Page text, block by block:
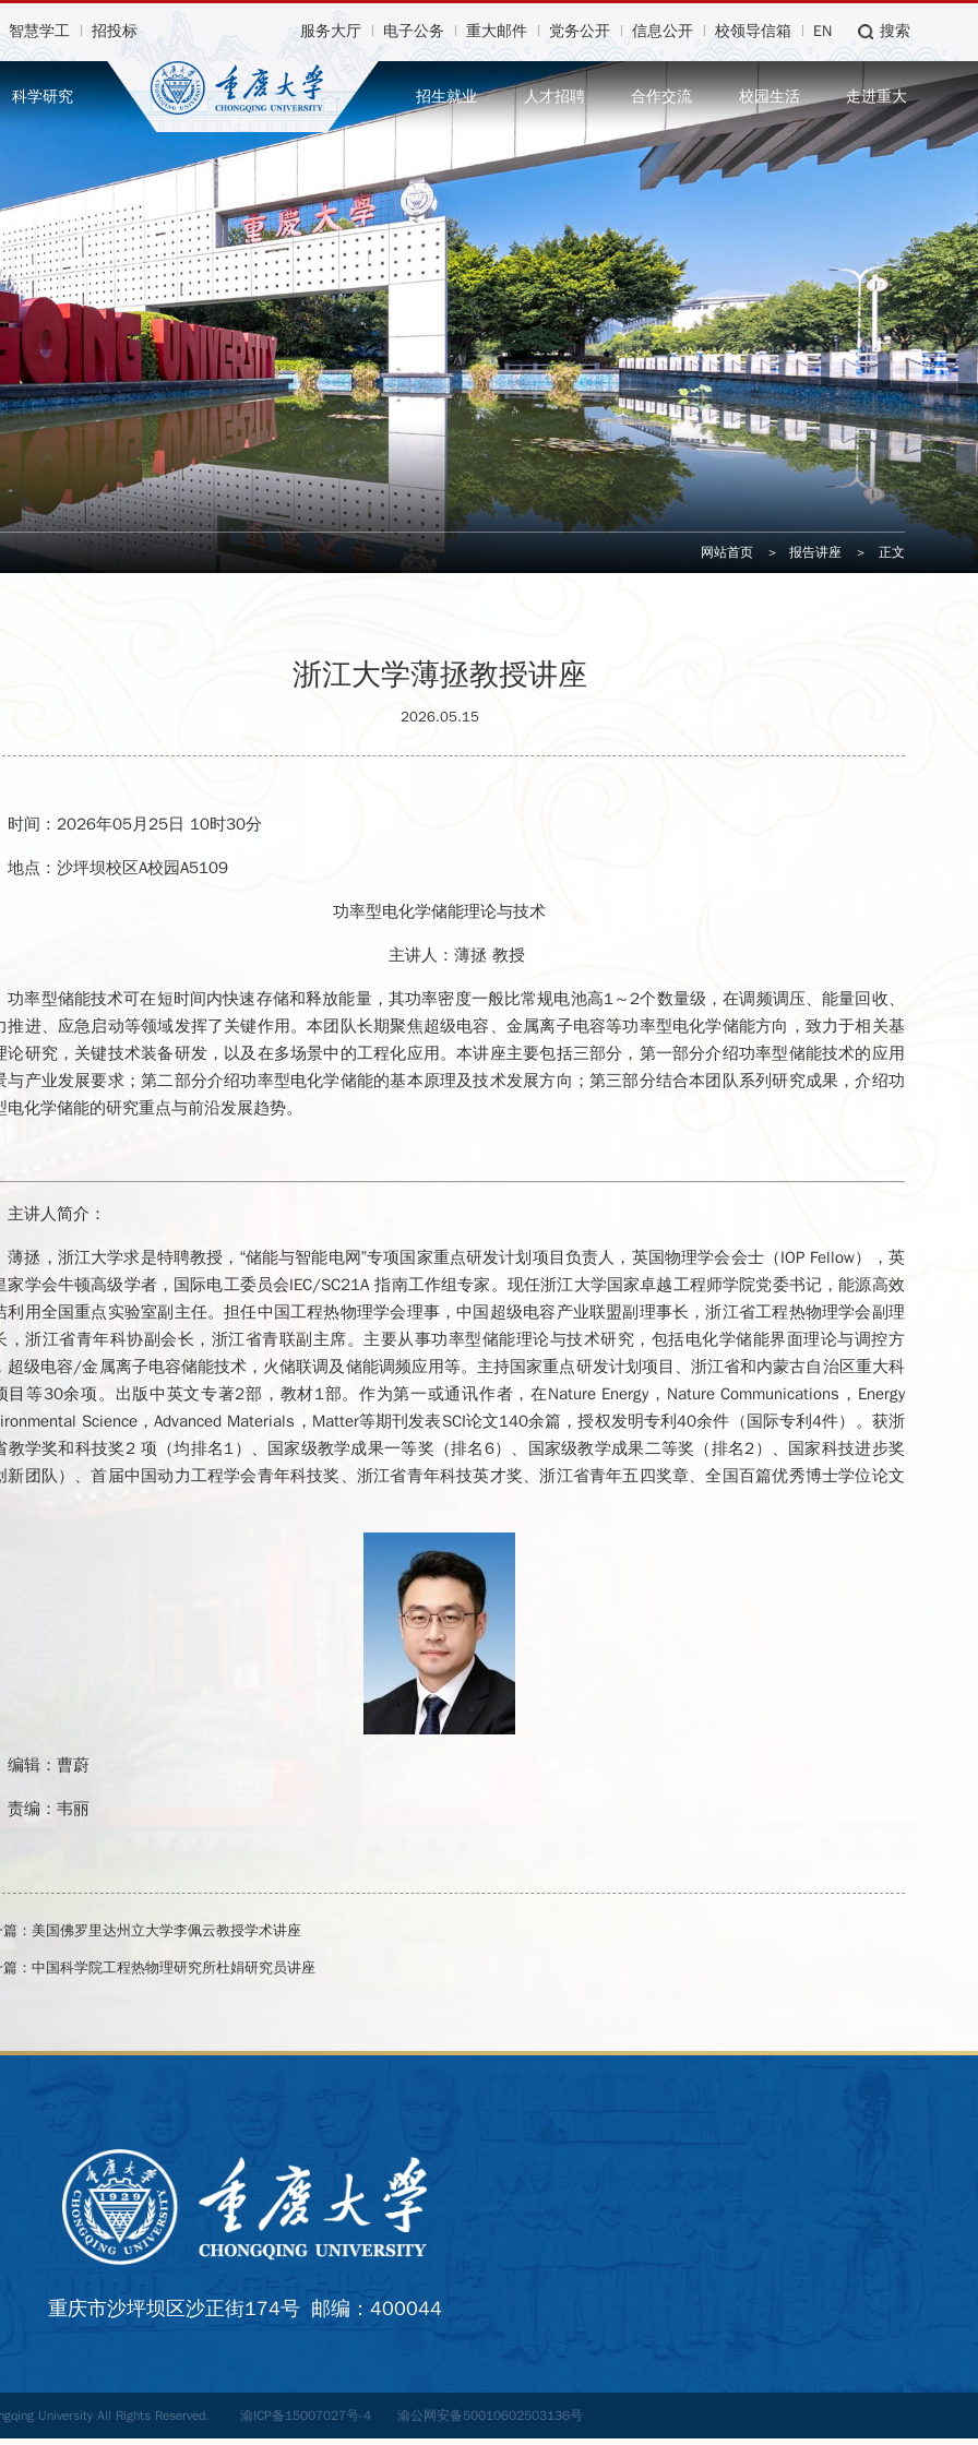
智慧学工 招投标 服务大厅 电子公务 重大邮件 党务公开 信息公开 校领导信箱 EN 搜索
科学研究 招生就业 人才招聘 合作交流 校园生活 走进重大
网站首页 > 报告讲座 > 正文
浙江大学薄拯教授讲座
2026.05.15
时间 :2026年05月25日 10时30分
地点 :沙坪坝校区A校园A5109
功率型电化学储能理论与技术
主讲人 : 薄拯 教授
功率型储能技术可在短时间内快速存储和释放能量，其功率密度一般比常规电池高1～2个数量级，在调频调压、能量回收、
推进、应急启动等领域发挥了关键作用。本团队长期聚焦超级电容、金属离子电容等功率型电化学储能方向，致力于相关基
论研究，关键技术装备研发，以及在多场景中的工程化应用。本讲座主要包括三部分，第一部分介绍功率型储能技术的应用
与产业发展要求；第二部分介绍功率型电化学储能的基本原理及技术发展方向；第三部分结合本团队系列研究成果，介绍功
电化学储能的研究重点与前沿发展趋势。
主讲人简介：
薄拯，浙江大学求是特聘教授，“储能与智能电网”专项国家重点研发计划项目负责人，英国物理学会会士（IOP Fellow），英
家学会牛顿高级学者，国际电工委员会IEC/SC21A 指南工作组专家。现任浙江大学国家卓越工程师学院党委书记，能源高效
利用全国重点实验室副主任。担任中国工程热物理学会理事，中国超级电容产业联盟副理事长，浙江省工程热物理学会副理
，浙江省青年科协副会长，浙江省青联副主席。主要从事功率型储能理论与技术研究，包括电化学储能界面理论与调控方
超级电容/金属离子电容储能技术，火储联调及储能调频应用等。主持国家重点研发计划项目、浙江省和内蒙古自治区重大科
目等30余项。出版中英文专著2部，教材1部。作为第一或通讯作者，在Nature Energy，Nature Communications，Energy
Science，Advanced Materials，Matter等期刊发表SCI论文140余篇，授权发明专利40余件（国际专利4件）。获浙
教学奖和科技奖2 项（均排名1）、国家级教学成果一等奖（排名6）、国家级教学成果二等奖（排名2）、国家科技进步奖
新团队）、首届中国动力工程学会青年科技奖、浙江省青年科技英才奖、浙江省青年五四奖章、全国百篇优秀博士学位论文
编辑：曹蔚
责编：韦丽
： 美国佛罗里达州立大学李佩云教授学术讲座
： 中国科学院工程热物理研究所杜娟研究员讲座
重庆市沙坪坝区沙正街174号 邮编：400044
University All Rights Reserved. 渝ICP备15007027号-4 渝公网安备50010602503136号